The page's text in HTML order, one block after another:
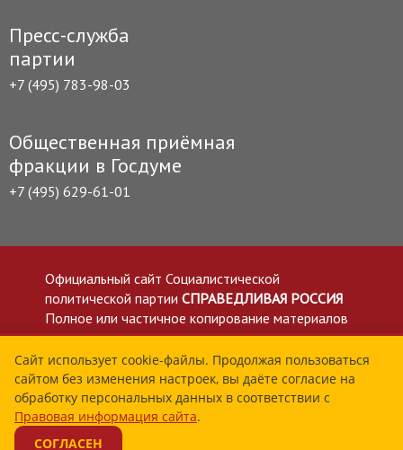
Пресс-служба
партии
+7 (495) 783-98-03
Общественная приёмная
фракции в Госдуме
+7 (495) 629-61-01
Официальный сайт Социалистической
политической партии СПРАВЕДЛИВАЯ РОССИЯ
Полное или частичное копирование материалов
приветствуется со ссылкой на сайт spravedlivo.ru
Политика в отношении обработки персональных
данных
Все материалы сайта spravedlivo.ru доступны по
лицензии Creative Commons Attribution 4.0 International
Сайт использует cookie-файлы. Продолжая пользоваться
сайтом без изменения настроек, вы даёте согласие на
обработку персональных данных в соответствии с
Правовая информация сайта.
СОГЛАСЕН